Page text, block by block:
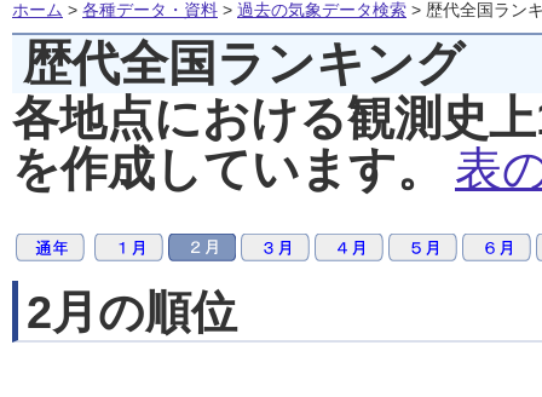
ホーム > 各種データ・資料 > 過去の気象データ検索 > 歴代全国ラン
歴代全国ランキング
各地点における観測史
を作成しています。
表
2月の順位